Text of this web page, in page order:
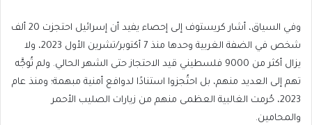
وفي السياق، أشار كريستوف إلى إحصاء يفيد أن إسرائيل احتجزت 20 ألف
شخص في الضفة الغربية وحدها منذ 7 أكتوبر/تشرين الأول 2023، ولا
يزال أكثر من 9000 فلسطيني قيد الاحتجاز حتى الشهر الحالي. ولم تُوجَّه
تهم إلى العديد منهم، بل احتُجزوا استنادًا لدوافع أمنية مبهمة؛ ومنذ عام
2023، حُرمت الغالبية العظمى منهم من زيارات الصليب الأحمر
والمحامين.